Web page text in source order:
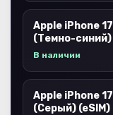
Apple iPhone
(Темно-синий)
В наличии
Apple iPhone
(Серый) (eSIM)